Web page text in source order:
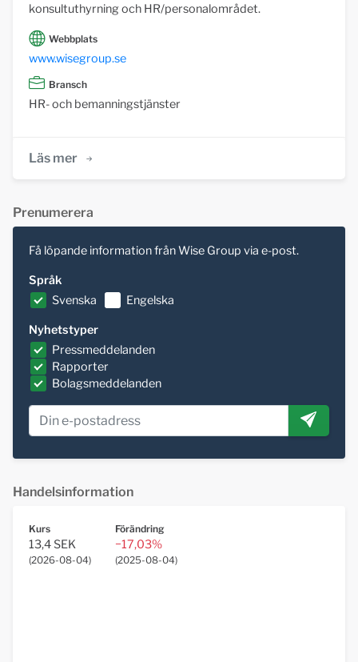
konsultuthyrning och HR/personalområdet.
Webbplats
www.wisegroup.se
Bransch
HR- och bemanningstjänster
Läs mer
Prenumerera
Få löpande information från Wise Group via e-post.
Språk
Svenska
Engelska
Nyhetstyper
Pressmeddelanden
Rapporter
Bolagsmeddelanden
Handelsinformation
Kurs
13,4 SEK
(2026-08-04)
Förändring
−17,03%
(2025-08-04)